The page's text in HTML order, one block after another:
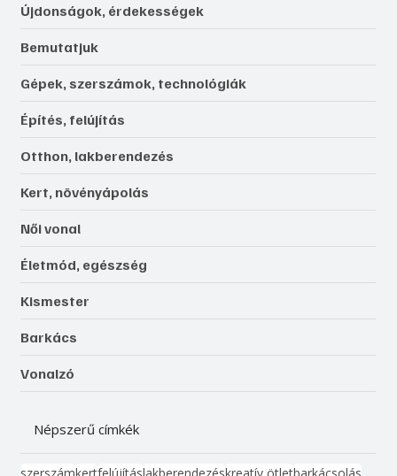
Újdonságok, érdekességek
Bemutatjuk
Gépek, szerszámok, technológiák
Építés, felújítás
Otthon, lakberendezés
Kert, növényápolás
Női vonal
Életmód, egészség
Kismester
Barkács
Vonalzó
Népszerű címkék